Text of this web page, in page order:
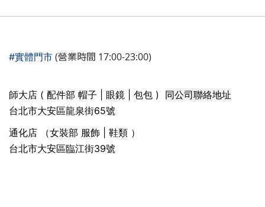
#實體門市 (營業時間 17:00-23:00)
師大店 ( 配件部 帽子 | 眼鏡 | 包包 ) 同公司聯絡地址
台北市大安區龍泉街65號
通化店 （女裝部 服飾 | 鞋類 ）
台北市大安區臨江街39號